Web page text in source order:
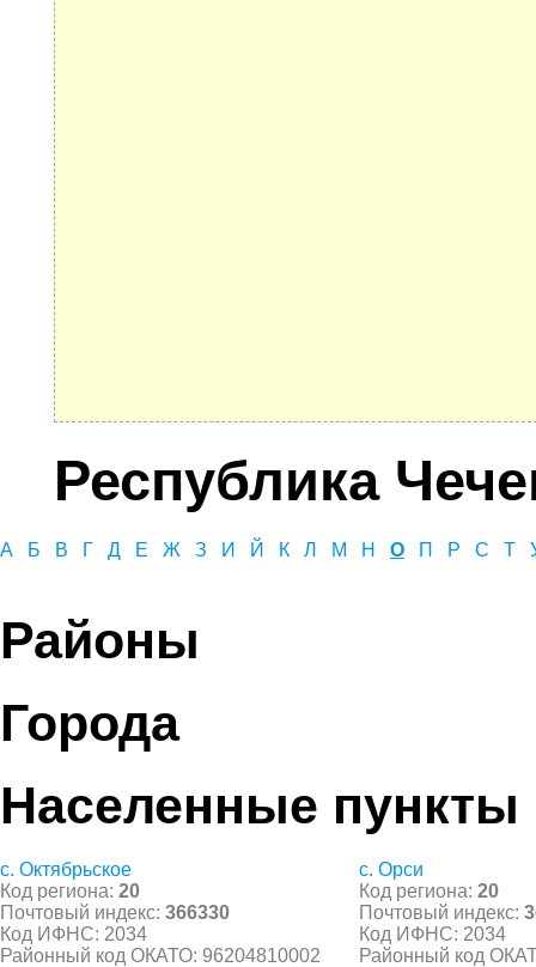
Республика
А Б В Г Д Е Ж З И Й К Л М Н О П Р С Т
Районы
Города
Населенные пункты
с. Октябрьское
Код региона: 20
Почтовый индекс: 366330
Код ИФНС: 2034
Районный код ОКАТО: 96204810002
с. Орси
Код региона: 20
Почтовый индекс:
Код ИФНС: 2034
Районный код